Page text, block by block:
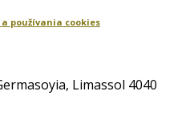
používania cookies
Limassol 4040